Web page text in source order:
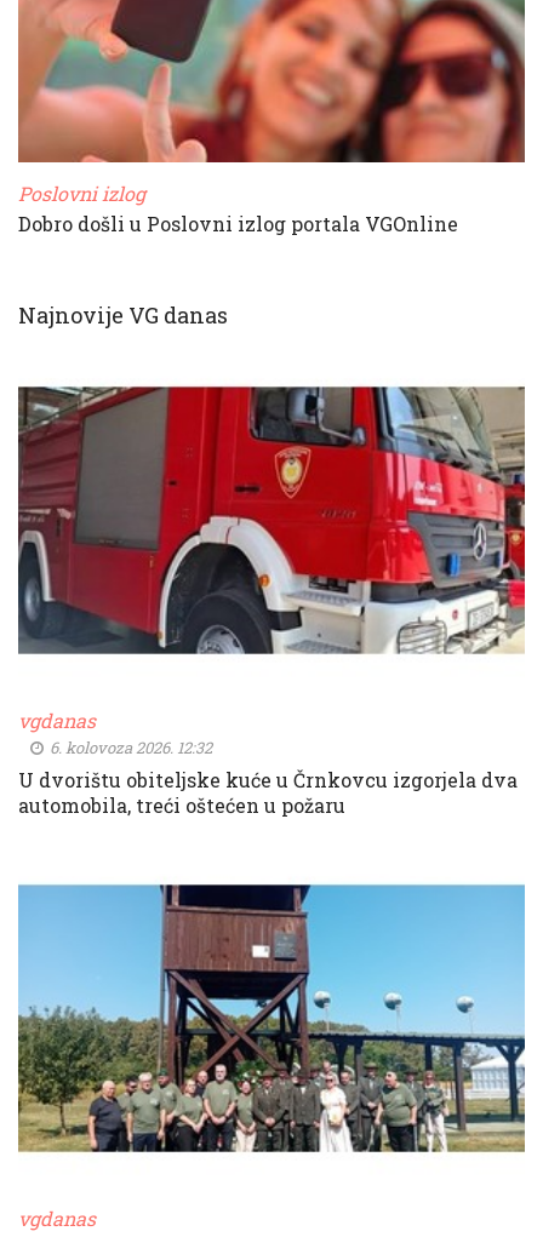
Poslovni izlog
Dobro došli u Poslovni izlog portala VGOnline
Najnovije VG danas
vgdanas
6. kolovoza 2026. 12:32
U dvorištu obiteljske kuće u Črnkovcu izgorjela dva
automobila, treći oštećen u požaru
vgdanas